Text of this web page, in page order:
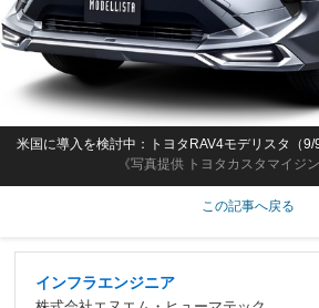
《写真提供 トヨタカスタマイジ
米国に導入を検討中：トヨタRAV4モデリスタ（9/9
この記事へ戻る
インフラエンジニア